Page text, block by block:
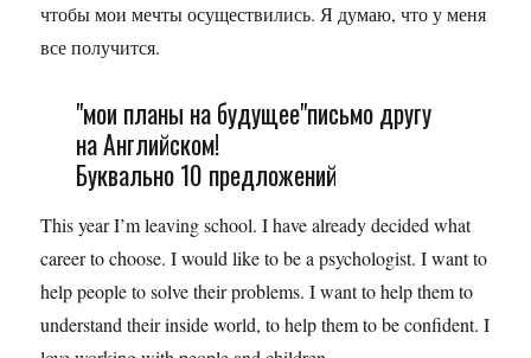
чтобы мои мечты осуществились. Я думаю, что у меня
все получится.
"мои планы на будущее"письмо другу
на Английском!
Буквально 10 предложений
This year I’m leaving school. I have already decided what
career to choose. I would like to be a psychologist. I want to
help people to solve their problems. I want to help them to
understand their inside world, to help them to be confident. I